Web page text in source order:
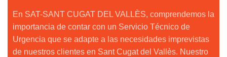
En SAT-SANT CUGAT DEL VALLÈS, comprendemos la
importancia de contar con un Servicio Técnico de
Urgencia que se adapte a las necesidades imprevistas
de nuestros clientes en Sant Cugat del Vallès. Nuestro